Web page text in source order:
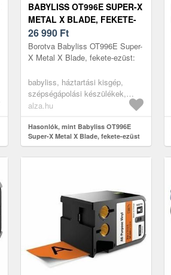
BABYLISS OT996E SUPER-X
METAL X BLADE, FEKETE-
EZÜST
26 990 Ft
Borotva Babyliss OT996E Super-
X Metal X Blade, fekete-ezüst:
babyliss, háztartási kisgép,
szépségápolási készülékek,
borotvák
alza.hu
Hasonlók, mint Babyliss OT996E
Super-X Metal X Blade, fekete-ezüst